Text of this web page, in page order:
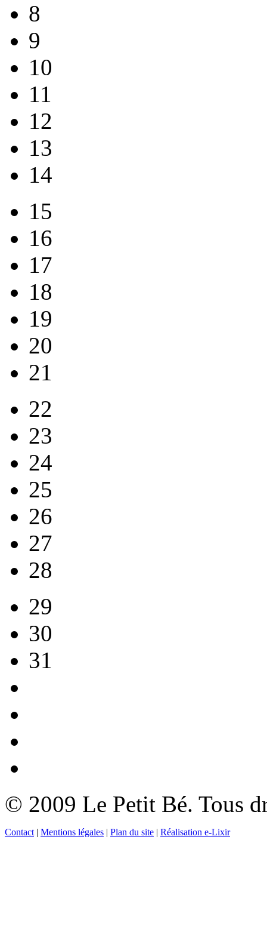
8
9
10
11
12
13
14
15
16
17
18
19
20
21
22
23
24
25
26
27
28
29
30
31
© 2009 Le Petit Bé. Tous
Contact | Mentions légales | Plan du site | Réalisation e-Lixir